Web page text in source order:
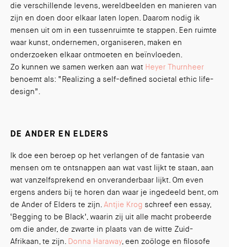
die verschillende levens, wereldbeelden en manieren van
zijn en doen door elkaar laten lopen. Daarom nodig ik
mensen uit om in een tussenruimte te stappen. Een ruimte
waar kunst, ondernemen, organiseren, maken en
onderzoeken elkaar ontmoeten en beïnvloeden.
Zo kunnen we samen werken aan wat Heyer Thurnheer
benoemt als: “Realizing a self-defined societal ethic life-
design”.
DE ANDER EN ELDERS
Ik doe een beroep op het verlangen of de fantasie van
mensen om te ontsnappen aan wat vast lijkt te staan, aan
wat vanzelfsprekend en onveranderbaar lijkt. Om even
ergens anders bij te horen dan waar je ingedeeld bent, om
de Ander of Elders te zijn. Antjie Krog schreef een essay,
‘Begging to be Black’, waarin zij uit alle macht probeerde
om die ander, de zwarte in plaats van de witte Zuid-
Afrikaan, te zijn. Donna Haraway, een zoöloge en filosofe